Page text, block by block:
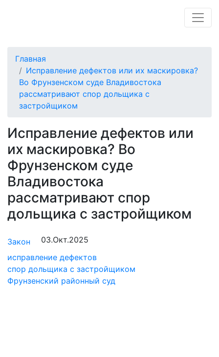
Главная
Исправление дефектов или их маскировка?
Во Фрунзенском суде Владивостока
рассматривают спор дольщика с
застройщиком
Исправление дефектов или
их маскировка? Во
Фрунзенском суде
Владивостока
рассматривают спор
дольщика с застройщиком
Закон
03.Окт.2025
исправление дефектов
спор дольщика с застройщиком
Фрунзенский районный суд